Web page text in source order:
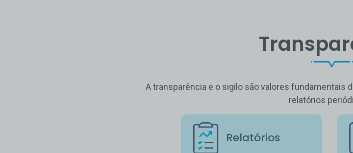
A transparência e o sigilo são valores fundamentais
relatórios
Relatórios